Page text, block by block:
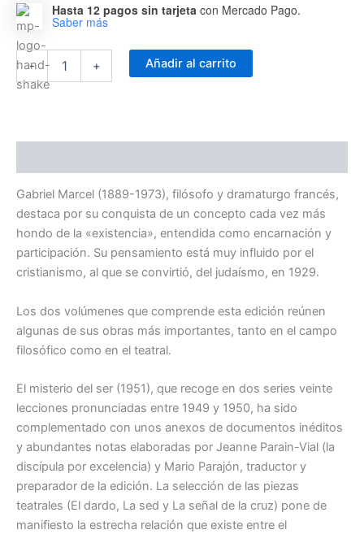
Hasta 12 pagos sin tarjeta con Mercado Pago.
Saber más
-
Obras
selectas
de
El
misterio
del
Ser.
El
Dardo.
La
Señal
de
la
cantidad
+ Añadir al carrito
Gabriel Marcel (1889-1973), filósofo y dramaturgo francés,
destaca por su conquista de un concepto cada vez más
hondo de la «existencia», entendida como encarnación y
participación. Su pensamiento está muy influido por el
cristianismo, al que se convirtió, del judaísmo, en 1929.
Los dos volúmenes que comprende esta edición reúnen
algunas de sus obras más importantes, tanto en el campo
filosófico como en el teatral.
El misterio del ser (1951), que recoge en dos series veinte
lecciones pronunciadas entre 1949 y 1950, ha sido
complementado con unos anexos de documentos inéditos
y abundantes notas elaboradas por Jeanne Parain-Vial (la
discípula por excelencia) y Mario Parajón, traductor y
preparador de la edición. La selección de las piezas
teatrales (El dardo, La sed y La señal de la cruz) pone de
manifiesto la estrecha relación que existe entre el